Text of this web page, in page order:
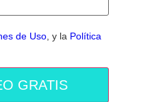
de Uso, y la Política
GRATIS